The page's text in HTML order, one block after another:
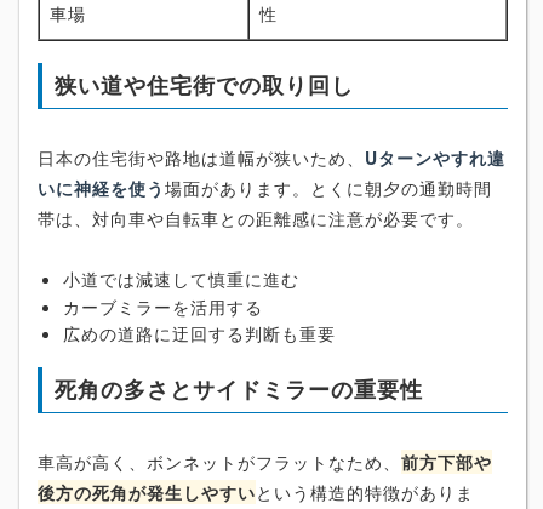
車場
性
狭い道や住宅街での取り回し
日本の住宅街や路地は道幅が狭いため、 Uターンやすれ違
いに神経を使う 場面があります。とくに朝夕の通勤時間
帯は、対向車や自転車との距離感に注意が必要です。
小道では減速して慎重に進む
カーブミラーを活用する
広めの道路に迂回する判断も重要
死角の多さとサイドミラーの重要性
車高が高く、ボンネットがフラットなため、 前方下部や
後方の死角が発生しやすいという構造的特徴がありま